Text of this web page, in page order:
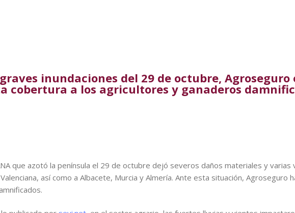
inundaciones del 29 de octubre,
cobertura a los agricultores y ganaderos
que azotó la península el 29 de octubre dejó severos daños materiales y varias
así como a Albacete, Murcia y Almería. Ante esta situación,